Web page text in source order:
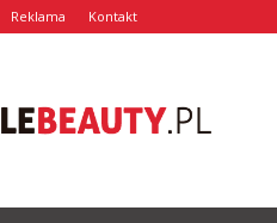
Reklama Kontakt